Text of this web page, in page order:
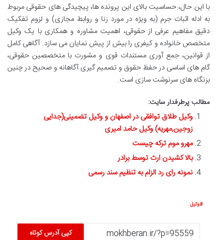
با این حال، حساسیت بالای این پرونده ها، پیچیدگی های حقوقی مربوط
به ادله اثبات جرم (به ویژه در مورد زنا و روابط مجازی) و لزوم تفکیک
دقیق مفاهیم عرفی از حقوقی، اهمیت مشاوره و همکاری با یک وکیل
متخصص خانواده و کیفری را بیش از پیش نمایان می سازد. آگاهی کامل
از قوانین، جمع آوری مستندات قوی و مشورت با متخصصین حقوقی،
گام های اساسی در حفظ حقوق و تصمیم گیری آگاهانه و صحیح در چنین
بزنگاه های سرنوشت سازی است.
مطالب پرطرفدار سایت:
وکیل طلاق توافقی در اصفهان و وکیل تضمینی(جدایی
زوجین,مهریه) وکیل حامد امیری
مهرو موم ترکه چیست
بالا کشیدن ارث توسط برادر
نمونه رای رد الزام به تنظیم سند رسمی
وکیل
کپی آدرس کوتاه